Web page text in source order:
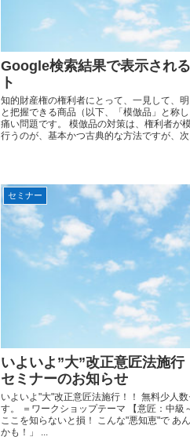
Google検索結果で表示され
ト
知的財産権の権利者にとって、一見して、
と把握できる商品（以下、「模倣品」と称
痛い問題です。 模倣品の対策は、権利者が
行うのが、基本かつ古典的な方法ですが、
セミナー
いよいよ”大”改正意匠法施
セミナーのお知らせ
いよいよ"大"改正意匠法施行！！ 無料少人
す。 ＝ワークショップテーマ 【意匠：中級
ここを知らないと損！ こんな"悪知恵"で あ
かも！」 ...